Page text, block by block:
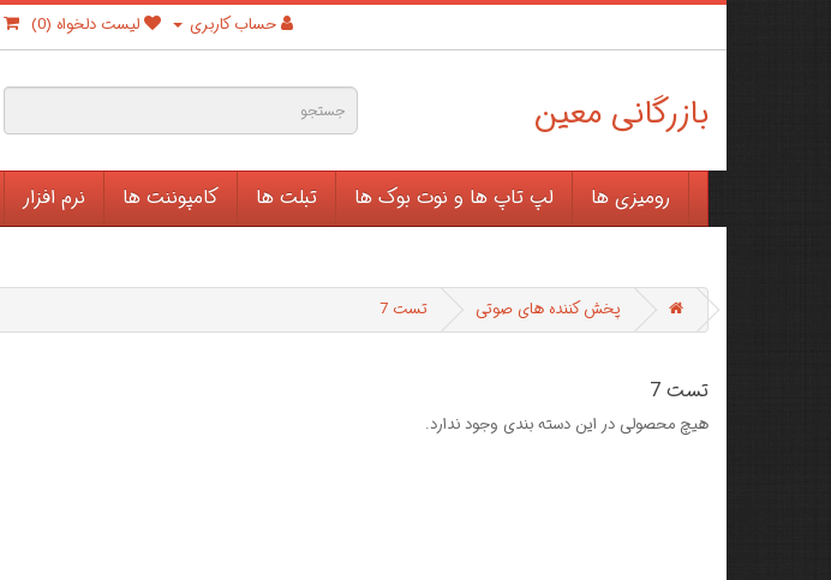
حساب کاربری لیست دلخواه (0)
بازرگانی معین
رومیزی ها لپ تاپ ها و نوت بوک ها تبلت ها کامپوننت ها نرم افزار
پخش کننده های صوتی تست 7
تست 7
هیچ محصولی در این دسته بندی وجود ندارد.